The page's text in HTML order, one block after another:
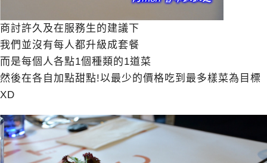
商討許久及在服務生的建議下
我們並沒有每人都升級成套餐
而是每個人各點1個種類的1道菜
然後在各自加點甜點!以最少的價格吃到最多樣菜為目標
XD